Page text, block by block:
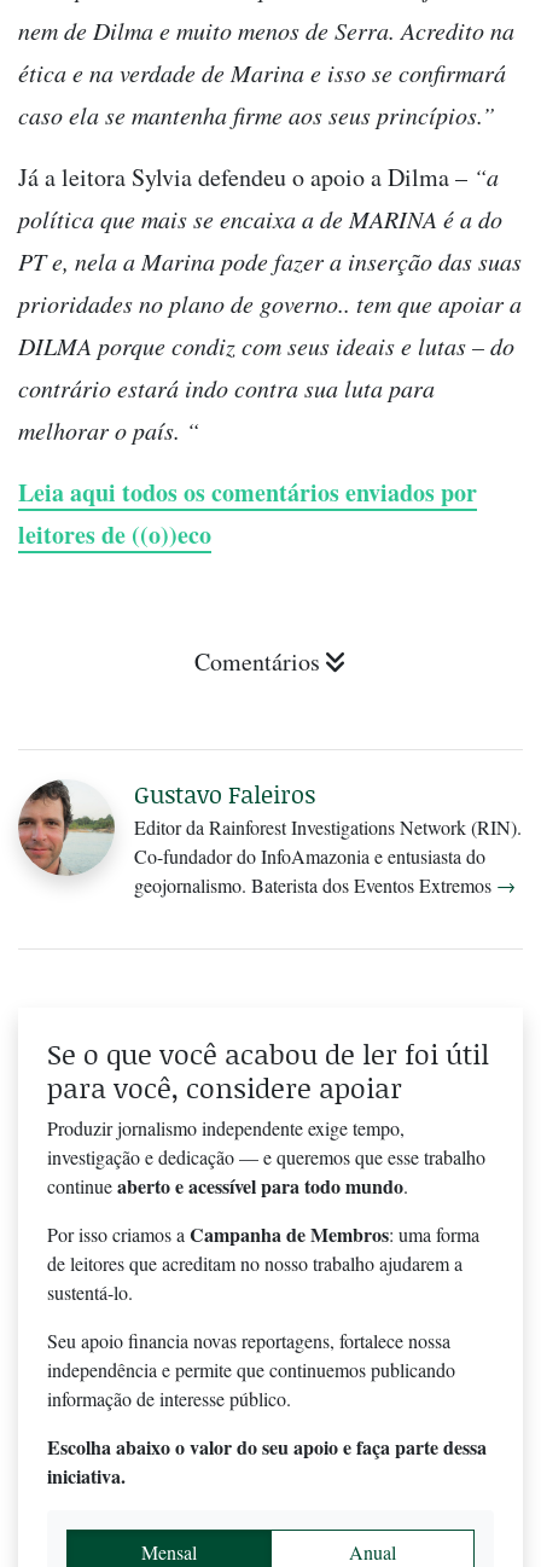
nem de Dilma e muito menos de Serra. Acredito na
ética e na verdade de Marina e isso se confirmará
caso ela se mantenha firme aos seus princípios.”
Já a leitora Sylvia defendeu o apoio a Dilma – “a
política que mais se encaixa a de MARINA é a do
PT e, nela a Marina pode fazer a inserção das suas
prioridades no plano de governo.. tem que apoiar a
DILMA porque condiz com seus ideais e lutas – do
contrário estará indo contra sua luta para
melhorar o país. “
Leia aqui todos os comentários enviados por
leitores de ((o))eco
Comentários
Gustavo Faleiros
Editor da Rainforest Investigations Network (RIN).
Co-fundador do InfoAmazonia e entusiasta do
geojornalismo. Baterista dos Eventos Extremos →
Se o que você acabou de ler foi útil
para você, considere apoiar
Produzir jornalismo independente exige tempo,
investigação e dedicação — e queremos que esse trabalho
continueaberto e acessível para todo mundo.
Por isso criamos aCampanha de Membros: uma forma
de leitores que acreditam no nosso trabalho ajudarem a
sustentá-lo.
Seu apoio financia novas reportagens, fortalece nossa
independência e permite que continuemos publicando
informação de interesse público.
Escolha abaixo o valor do seu apoio e faça parte dessa
iniciativa.
Mensal Anual